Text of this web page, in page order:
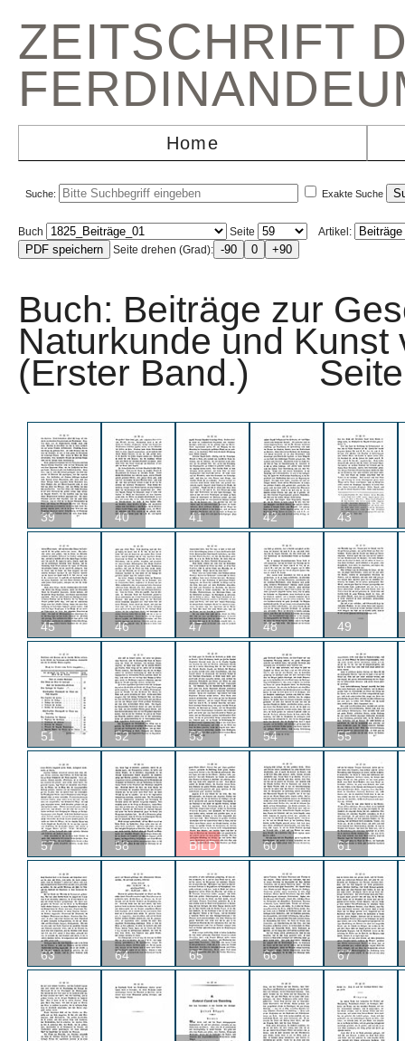
ZEITSCHRIFT
Home
Suche: Exakte Suche
Buch Seite
Artikel:
Seite drehen (Grad):
Buch: Beiträge zur
Naturkunde und Kunst
(Erster Band.)
39 40 41 42 43
45 46 47 48 49
51 52 53 54 55
57 58 BILD 60 61
63 64 65 66 67